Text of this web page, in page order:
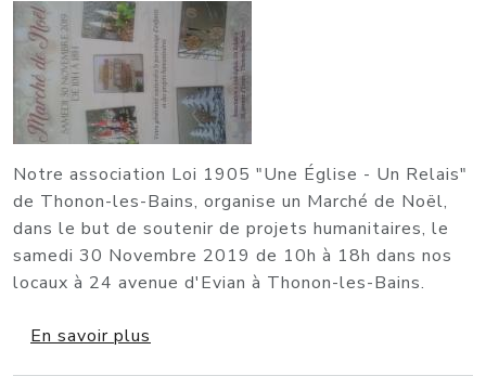
Notre association Loi 1905 "Une Église - Un Relais"
de Thonon-les-Bains, organise un Marché de Noël,
dans le but de soutenir de projets humanitaires, le
samedi 30 Novembre 2019 de 10h à 18h dans nos
locaux à 24 avenue d'Evian à Thonon-les-Bains.
En savoir plus